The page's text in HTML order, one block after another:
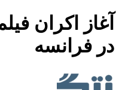
آغاز اکران
در فرانسه